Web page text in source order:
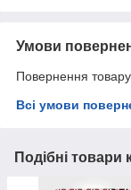
Умови
Повернення
Всі умови
Подібні товари